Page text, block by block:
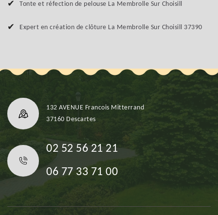
Tonte et réfection de pelouse La Membrolle Sur Choisill
Expert en création de clôture La Membrolle Sur Choisill 37390
132 AVENUE Francois Mitterrand
37160 Descartes
02 52 56 21 21
06 77 33 71 00